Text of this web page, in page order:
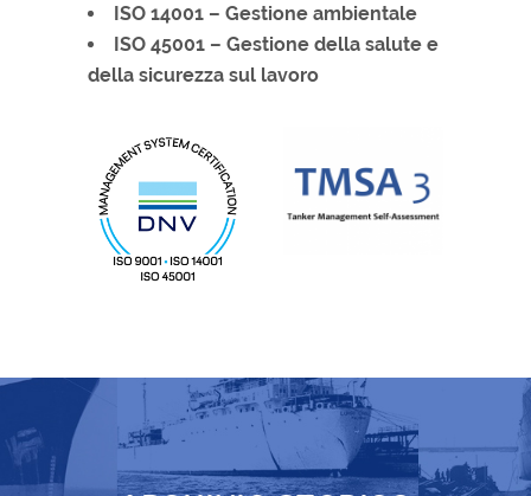
ISO 14001 – Gestione ambientale
ISO 45001 – Gestione della salute e
della sicurezza sul lavoro